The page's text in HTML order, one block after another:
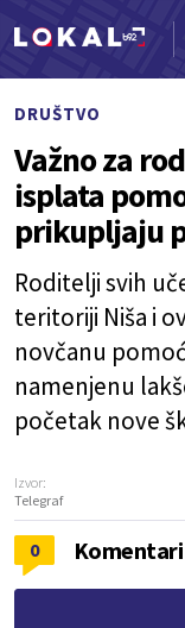
DRUŠTVO
Važno za
isplata
prikupljaju
Roditelji svih
teritoriji Niša i
novčanu
namenjenu
početak nove
Izvor:
Telegraf
0 Komentari